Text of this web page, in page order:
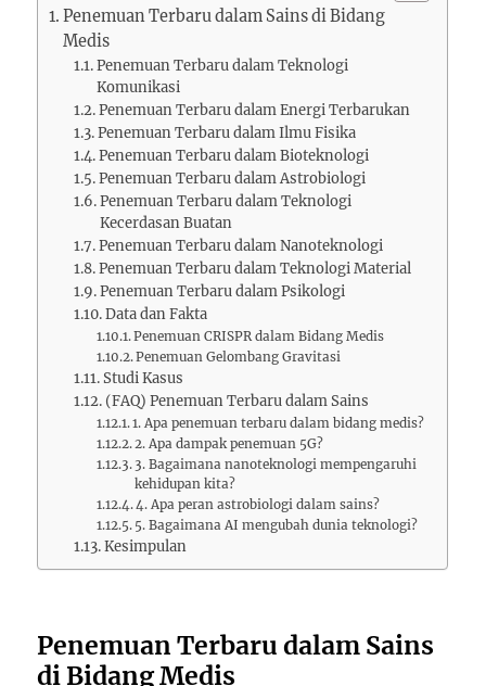
Penemuan Terbaru dalam Sains di Bidang
Medis
Penemuan Terbaru dalam Teknologi
Komunikasi
Penemuan Terbaru dalam Energi Terbarukan
Penemuan Terbaru dalam Ilmu Fisika
Penemuan Terbaru dalam Bioteknologi
Penemuan Terbaru dalam Astrobiologi
Penemuan Terbaru dalam Teknologi
Kecerdasan Buatan
Penemuan Terbaru dalam Nanoteknologi
Penemuan Terbaru dalam Teknologi Material
Penemuan Terbaru dalam Psikologi
Data dan Fakta
Penemuan CRISPR dalam Bidang Medis
Penemuan Gelombang Gravitasi
Studi Kasus
(FAQ) Penemuan Terbaru dalam Sains
1. Apa penemuan terbaru dalam bidang medis?
2. Apa dampak penemuan 5G?
3. Bagaimana nanoteknologi mempengaruhi
kehidupan kita?
4. Apa peran astrobiologi dalam sains?
5. Bagaimana AI mengubah dunia teknologi?
Kesimpulan
Penemuan Terbaru dalam Sains
di Bidang Medis